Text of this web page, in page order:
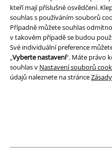
kteří mají příslušné osvědčení.
souhlas s používáním souborů
Případně můžete souhlas
v takovém případě se budou
Své individuální preference
„Vyberte nastavení“. Máte právo
souhlas v Nastavení souborů
údajů naleznete na stránce
Ochrana osobních údajů
Likvidace odpadu a ochrana
Prohlášení o shodě
Informace o přístupnosti